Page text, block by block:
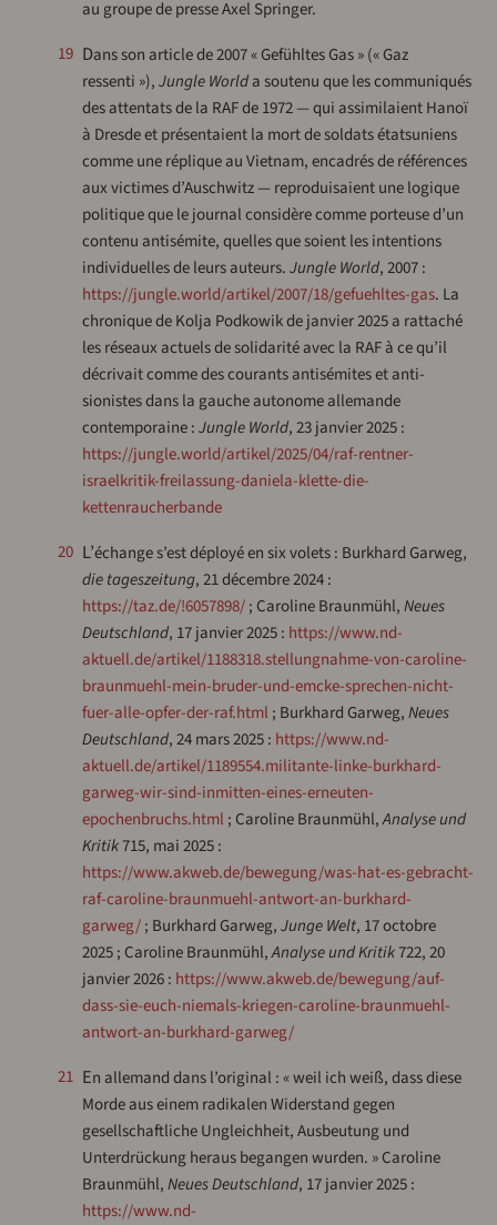
au groupe de presse Axel Springer.
19 Dans son article de 2007 « Gefühltes Gas » (« Gaz
ressenti »),Jungle Worlda soutenu que les communiqués
des attentats de la RAF de 1972 — qui assimilaient Hanoï
à Dresde et présentaient la mort de soldats étatsuniens
comme une réplique au Vietnam, encadrés de références
aux victimes d’Auschwitz — reproduisaient une logique
politique que le journal considère comme porteuse d’un
contenu antisémite, quelles que soient les intentions
individuelles de leurs auteurs.Jungle World, 2007 :
https://jungle.world/artikel/2007/18/gefuehltes-gas. La
chronique de Kolja Podkowik de janvier 2025 a rattaché
les réseaux actuels de solidarité avec la RAF à ce qu’il
décrivait comme des courants antisémites et anti-
sionistes dans la gauche autonome allemande
contemporaine :Jungle World, 23 janvier 2025 :
https://jungle.world/artikel/2025/04/raf-rentner-
israelkritik-freilassung-daniela-klette-die-
kettenraucherbande
20
L’échange s’est déployé en six volets : Burkhard Garweg,
die tageszeitung, 21 décembre 2024 :
https://taz.de/!6057898/; Caroline Braunmühl,Neues
Deutschland, 17 janvier 2025 : https://www.nd-
aktuell.de/artikel/1188318.stellungnahme-von-caroline-
braunmuehl-mein-bruder-und-emcke-sprechen-nicht-
fuer-alle-opfer-der-raf.html ; Burkhard Garweg,Neues
Deutschland, 24 mars 2025 : https://www.nd-
aktuell.de/artikel/1189554.militante-linke-burkhard-
garweg-wir-sind-inmitten-eines-erneuten-
epochenbruchs.html ; Caroline Braunmühl,Analyse und
Kritik715, mai 2025 :
https://www.akweb.de/bewegung/was-hat-es-gebracht-
raf-caroline-braunmuehl-antwort-an-burkhard-
garweg/; Burkhard Garweg,Junge Welt, 17 octobre
2025 ; Caroline Braunmühl,Analyse und Kritik722, 20
janvier 2026 : https://www.akweb.de/bewegung/auf-
dass-sie-euch-niemals-kriegen-caroline-braunmuehl-
antwort-an-burkhard-garweg/
21 En allemand dans l’original : « weil ich weiß, dass diese
Morde aus einem radikalen Widerstand gegen
gesellschaftliche Ungleichheit, Ausbeutung und
Unterdrückung heraus begangen wurden. » Caroline
Braunmühl,Neues Deutschland, 17 janvier 2025 :
https://www.nd-